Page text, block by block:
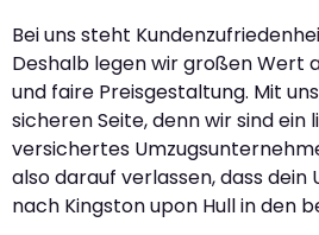
Bei uns steht
Deshalb legen wir großen Wert
und faire Preisgestaltung. Mit
sicheren Seite, denn wir sind ein
versichertes
also darauf verlassen, dass dein
nach Kingston upon Hull in den